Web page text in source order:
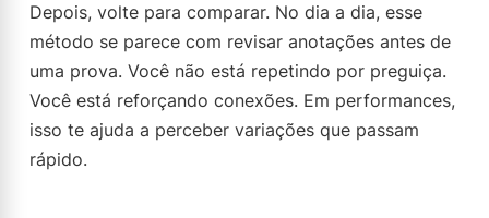
Depois, volte para comparar. No dia a dia, esse
método se parece com revisar anotações antes de
uma prova. Você não está repetindo por preguiça.
Você está reforçando conexões. Em performances,
isso te ajuda a perceber variações que passam
rápido.